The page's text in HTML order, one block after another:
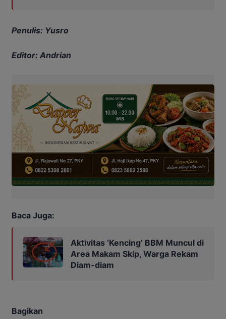
Penulis: Yusro
Editor: Andrian
Baca Juga:
Aktivitas ‘Kencing’ BBM Muncul di
Area Makam Skip, Warga Rekam
Diam-diam
Bagikan